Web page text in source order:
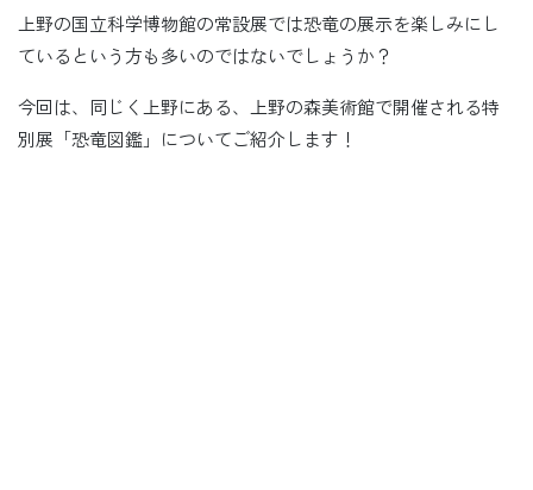
上野の国立科学博物館の常設展では恐竜の展示を楽しみにし
ているという方も多いのではないでしょうか？
今回は、同じく上野にある、上野の森美術館で開催される特
別展「恐竜図鑑」についてご紹介します！